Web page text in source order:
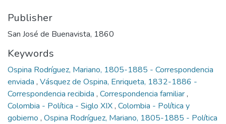
Publisher
San José de Buenavista, 1860
Keywords
Ospina Rodríguez, Mariano, 1805-1885 - Correspondencia
enviada , Vásquez de Ospina, Enriqueta, 1832-1886 -
Correspondencia recibida , Correspondencia familiar,
Colombia - Política - Siglo XIX, Colombia - Política y
gobierno , Ospina Rodríguez, Mariano, 1805-1885 - Política